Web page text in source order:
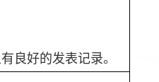
良好的发表记录。